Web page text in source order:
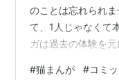
のことは忘れられ
て、1人じゃなくて
ガは過去の体験を
#猫まんが #コミ